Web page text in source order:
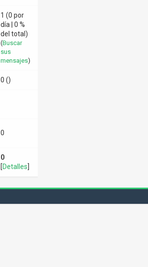
1 (0 por
día | 0 %
del total)
(Buscar
sus
mensajes)
0 ()
0
0
[Detalles